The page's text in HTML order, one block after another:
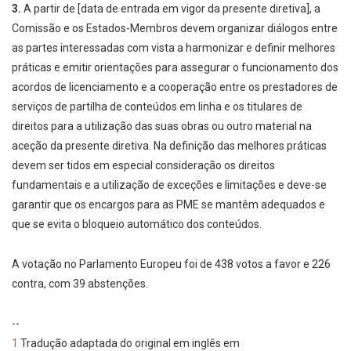
3. A partir de [data de entrada em vigor da presente diretiva], a
Comissão e os Estados-Membros devem organizar diálogos entre
as partes interessadas com vista a harmonizar e definir melhores
práticas e emitir orientações para assegurar o funcionamento dos
acordos de licenciamento e a cooperação entre os prestadores de
serviços de partilha de conteúdos em linha e os titulares de
direitos para a utilização das suas obras ou outro material na
aceção da presente diretiva. Na definição das melhores práticas
devem ser tidos em especial consideração os direitos
fundamentais e a utilização de exceções e limitações e deve-se
garantir que os encargos para as PME se mantêm adequados e
que se evita o bloqueio automático dos conteúdos.
A votação no Parlamento Europeu foi de 438 votos a favor e 226
contra, com 39 abstenções.
--
1 Tradução adaptada do original em inglês em